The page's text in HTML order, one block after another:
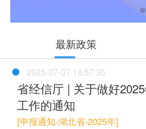
最新政策
2025-07-07 10:57:35
省经信厅 | 关于做好
工作的通知
[申报通知-湖北省-2025年]